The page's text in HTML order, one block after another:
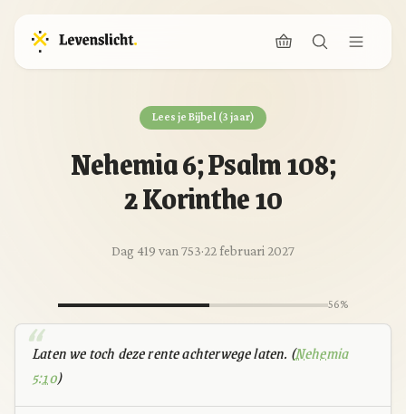
Lees je Bijbel (3 jaar)
Nehemia 6; Psalm 108;
2 Korinthe 10
Dag 419 van 753·22 februari 2027
56%
Laten we toch deze rente achterwege laten. (Nehemia
5:10)